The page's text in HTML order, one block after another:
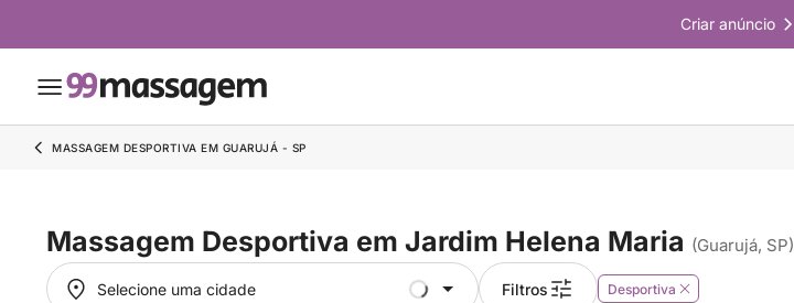
Criar anúncio
MASSAGEM DESPORTIVA EM GUARUJÁ - SP
Massagem Desportiva em Jardim Helena Maria (Guarujá, SP)
Selecione uma cidade
Selecione uma cidade Filtros Desportiva